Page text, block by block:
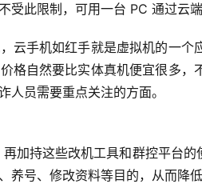
受此限制，可用一台 PC 通过云
云手机如红手就是虚拟机的一
格自然要比实体真机便宜很多
人员需要重点关注的方面。
加持这些改机工具和群控平台的
号、修改资料等目的，从而降低